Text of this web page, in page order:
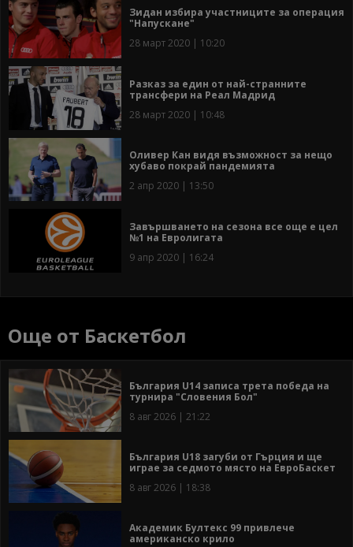
Зидан избира участниците за операция
"Напускане"
28 март 2020 | 10:20
Разказ за един от най-странните
трансфери на Реал Мадрид
28 март 2020 | 10:48
Оливер Кан видя възможност за нещо
хубаво покрай пандемията
2 апр 2020 | 13:50
Завършването на сезона все още е цел
№1 на Евролигата
9 апр 2020 | 16:24
Още от Баскетбол
България U14 записа трета победа на
турнира "Словения Бол"
8 авг 2026 | 21:22
България U18 загуби от Гърция и ще
играе за седмото място на ЕвроБаскет
8 авг 2026 | 18:38
Академик Бултекс 99 привлече
американско крило